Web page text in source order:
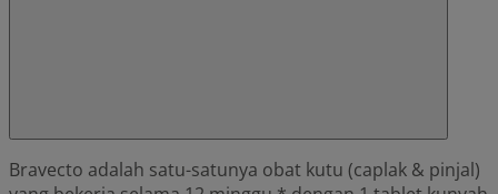
Bravecto adalah satu-satunya obat kutu (caplak & pinjal)